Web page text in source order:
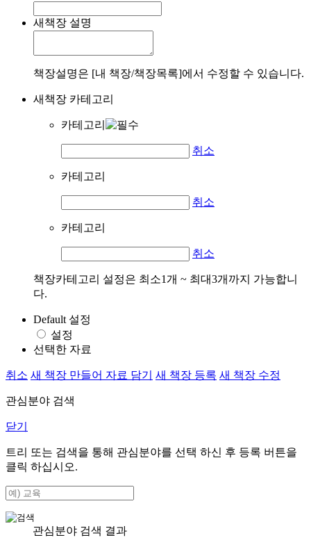
새책장 설명
책장설명은 [내 책장/책장목록]에서 수정할 수 있습니다.
새책장 카테고리
카테고리
취소
카테고리
취소
카테고리
취소
책장카테고리 설정은 최소1개 ~ 최대3개까지 가능합니
다.
Default 설정
설정
선택한 자료
취소 새 책장 만들어 자료 담기 새 책장 등록 새 책장 수정
관심분야 검색
닫기
트리 또는 검색을 통해 관심분야를 선택 하신 후 등록 버튼을
클릭 하십시오.
관심분야 검색 결과